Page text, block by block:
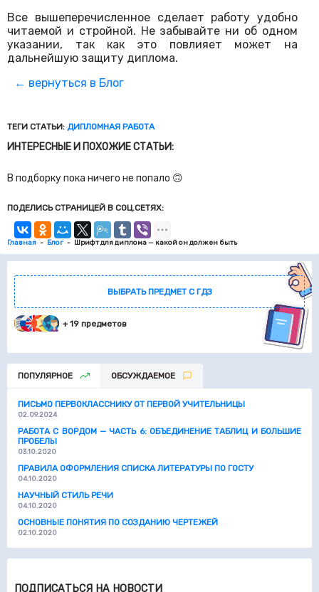
ВЫБРАТЬ ПРЕДМЕТ С ГДЗ
+ 19 предметов
ПОПУЛЯРНОЕ ОБСУЖДАЕМОЕ
ПИСЬМО ПЕРВОКЛАССНИКУ ОТ ПЕРВОЙ УЧИТЕЛЬНИЦЫ
02.09.2024
РАБОТА С ВОРДОМ — ЧАСТЬ 6: ОБЪЕДИНЕНИЕ ТАБЛИЦ И БОЛЬШИЕ
ПРОБЕЛЫ
03.10.2020
ПРАВИЛА ОФОРМЛЕНИЯ СПИСКА ЛИТЕРАТУРЫ ПО ГОСТУ
04.10.2020
НАУЧНЫЙ СТИЛЬ РЕЧИ
04.10.2020
ОСНОВНЫЕ ПОНЯТИЯ ПО СОЗДАНИЮ ЧЕРТЕЖЕЙ
02.10.2020
ПОДПИСАТЬСЯ НА НОВОСТИ
Все вышеперечисленное сделает работу удобно
читаемой и стройной. Не забывайте ни об одном
указании, так как это повлияет может на
дальнейшую защиту диплома.
← вернуться в Блог
ТЕГИ СТАТЬИ: ДИПЛОМНАЯ РАБОТА
ИНТЕРЕСНЫЕ И ПОХОЖИЕ СТАТЬИ:
В подборку пока ничего не попало 🙃
ПОДЕЛИСЬ СТРАНИЦЕЙ В СОЦ.СЕТЯХ:
Главная Блог Шрифт для диплома — какой он должен быть